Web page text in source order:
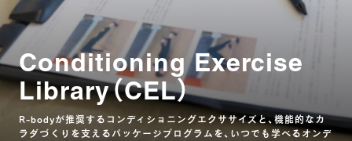
Conditioning Exercise
Library（CEL）
R-bodyが推奨するコンディショニングエクササイズと、機能的なカ
ラダづくりを支えるパッケージプログラムを、いつでも学べるオンデ